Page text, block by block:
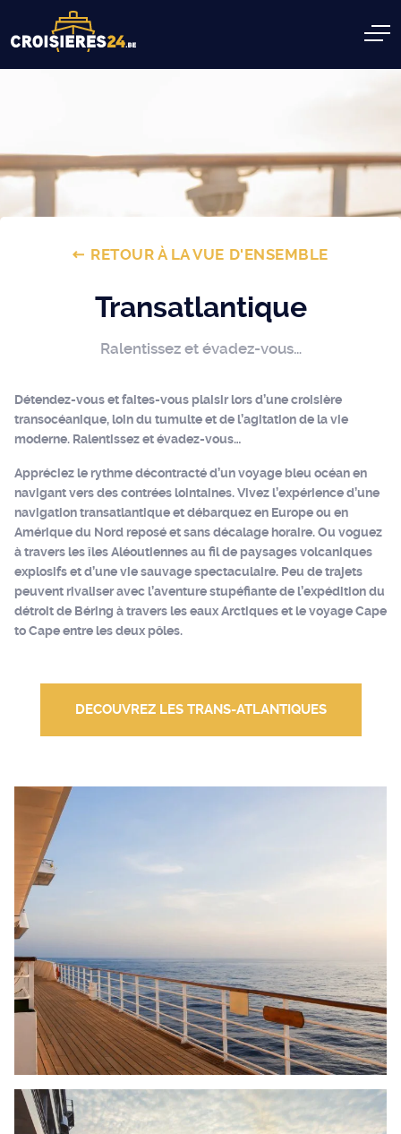
RETOUR À LA VUE D'ENSEMBLE
Transatlantique
Ralentissez et évadez-vous…
Détendez-vous et faites-vous plaisir lors d’une croisière
transocéanique, loin du tumulte et de l’agitation de la vie
moderne. Ralentissez et évadez-vous…
Appréciez le rythme décontracté d’un voyage bleu océan en
navigant vers des contrées lointaines. Vivez l’expérience d’une
navigation transatlantique et débarquez en Europe ou en
Amérique du Nord reposé et sans décalage horaire. Ou voguez
à travers les îles Aléoutiennes au fil de paysages volcaniques
explosifs et d’une vie sauvage spectaculaire. Peu de trajets
peuvent rivaliser avec l’aventure stupéfiante de l’expédition du
détroit de Béring à travers les eaux Arctiques et le voyage Cape
to Cape entre les deux pôles.
DECOUVREZ LES TRANS-ATLANTIQUES